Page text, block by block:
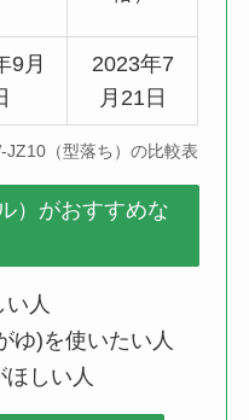
9月
2023年7
月21日
JZ10（型落ち）の比較表
）がおすすめな
人
ゆ)を使いたい人
しい人